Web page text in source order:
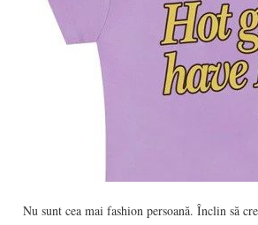
Nu sunt cea mai fashion persoană. Înclin să